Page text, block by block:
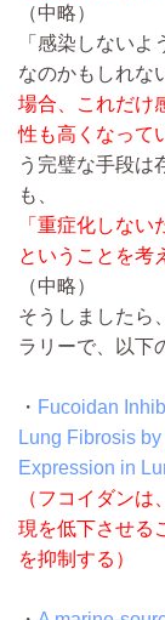
（中略）
「感染しない
なのかもしれな
場合、これだけ
性も高くなって
う完璧な手段は
も、
「重症化しない
ということを考
（中略）
そうしましたら
ラリーで、以下
・ Fucoidan
Lung Fibrosis
Expression in
（フコイダン
現を低下させる
を抑制する）